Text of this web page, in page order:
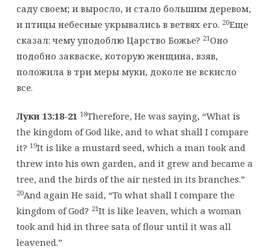
саду своем; и выросло, и стало большим деревом,
и птицы небесные укрывались в ветвях его. 20Еще
сказал: чему уподоблю Царство Божье? 21Оно
подобно закваске, которую женщина, взяв,
положила в три меры муки, доколе не вскисло
все.
Луки 13:18-21 18Therefore, He was saying, “What is
the kingdom of God like, and to what shall I compare
it? 19It is like a mustard seed, which a man took and
threw into his own garden, and it grew and became a
tree, and the birds of the air nested in its branches.”
20And again He said, “To what shall I compare the
kingdom of God? 21It is like leaven, which a woman
took and hid in three sata of flour until it was all
leavened.”